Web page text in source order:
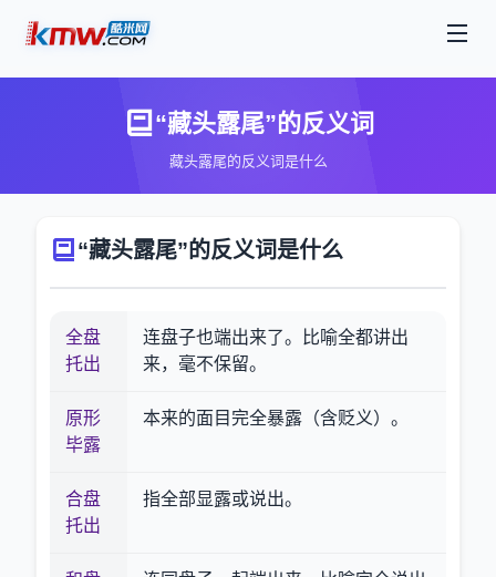
“藏头露尾”的反义词
藏头露尾的反义词是什么
“藏头露尾”的反义词是什么
全盘
托出
连盘子也端出来了。比喻全都讲出
来，毫不保留。
原形
毕露
本来的面目完全暴露（含贬义）。
合盘
托出
指全部显露或说出。